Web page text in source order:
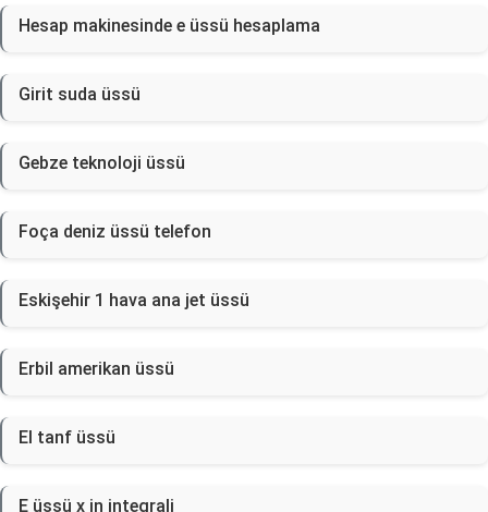
Hesap makinesinde e üssü hesaplama
Girit suda üssü
Gebze teknoloji üssü
Foça deniz üssü telefon
Eskişehir 1 hava ana jet üssü
Erbil amerikan üssü
El tanf üssü
E üssü x in integrali